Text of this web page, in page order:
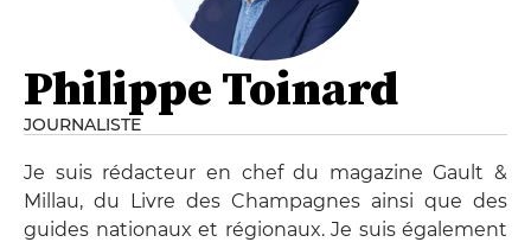
Philippe Toinard
JOURNALISTE
Je suis rédacteur en chef du magazine Gault &
Millau, du Livre des Champagnes ainsi que des
guides nationaux et régionaux. Je suis également